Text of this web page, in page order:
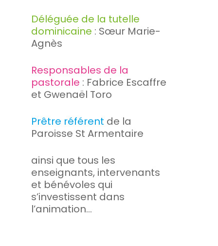
Déléguée de la tutelle
dominicaine : Sœur Marie-
Agnès
Responsables de la
pastorale : Fabrice Escaffre
et Gwenaël Toro
Prêtre référent de la
Paroisse St Armentaire
ainsi que tous les
enseignants, intervenants
et bénévoles qui
s’investissent dans
l’animation…